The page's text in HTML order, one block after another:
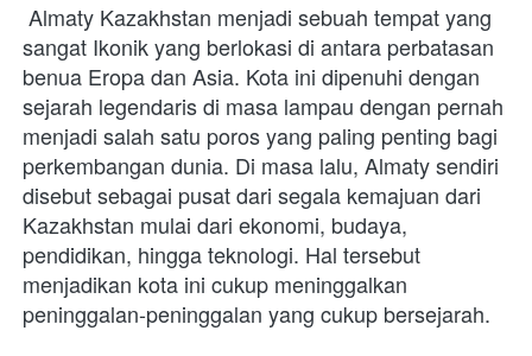
Almaty Kazakhstan menjadi sebuah tempat yang
sangat Ikonik yang berlokasi di antara perbatasan
benua Eropa dan Asia. Kota ini dipenuhi dengan
sejarah legendaris di masa lampau dengan pernah
menjadi salah satu poros yang paling penting bagi
perkembangan dunia. Di masa lalu, Almaty sendiri
disebut sebagai pusat dari segala kemajuan dari
Kazakhstan mulai dari ekonomi, budaya,
pendidikan, hingga teknologi. Hal tersebut
menjadikan kota ini cukup meninggalkan
peninggalan-peninggalan yang cukup bersejarah.